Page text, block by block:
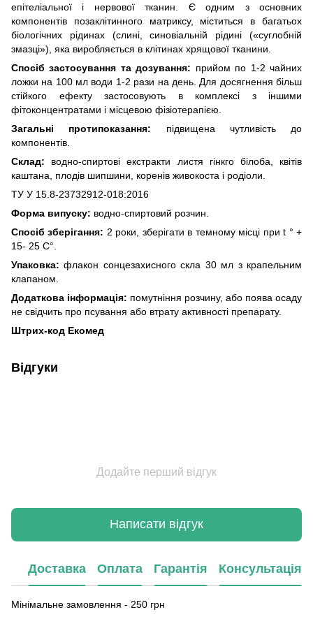
епітеліальної і нервової тканин. Є одним з основних
компонентів позаклітинного матриксу, міститься в багатьох
біологічних рідинах (слині, синовіальній рідині («суглобній
змазці»), яка виробляється в клітинах хрящової тканини.
Спосіб застосування та дозування: прийом по 1-2 чайних
ложки на 100 мл води 1-2 рази на день. Для досягнення більш
стійкого ефекту застосовують в комплексі з іншими
фітоконцентратами і місцевою фізіотерапією.
Загальні протипоказання: підвищена чутливість до
компонентів.
Склад: водно-спиртові екстракти листя гінкго білоба, квітів
каштана, плодів шипшини, коренів живокоста і родіоли.
ТУ У 15.8-23732912-018:2016
Форма випуску: водно-спиртовий розчин.
Спосіб зберігання: 2 роки, зберігати в темному місці при t ° +
15- 25 C°.
Упаковка: флакон сонцезахисного скла 30 мл з крапельним
клапаном.
Додаткова інформація: помутніння розчину, або поява осаду
не свідчить про псування або втрату активності препарату.
Штрих-код Екомед
Відгуки
Додайте перший відгук
Написати відгук
Доставка Оплата Гарантія Консультація
Мінімальне замовлення - 250 грн